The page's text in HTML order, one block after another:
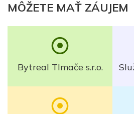
MÔŽETE MAŤ ZÁUJEM
Bytreal Tlmače s.r.o.